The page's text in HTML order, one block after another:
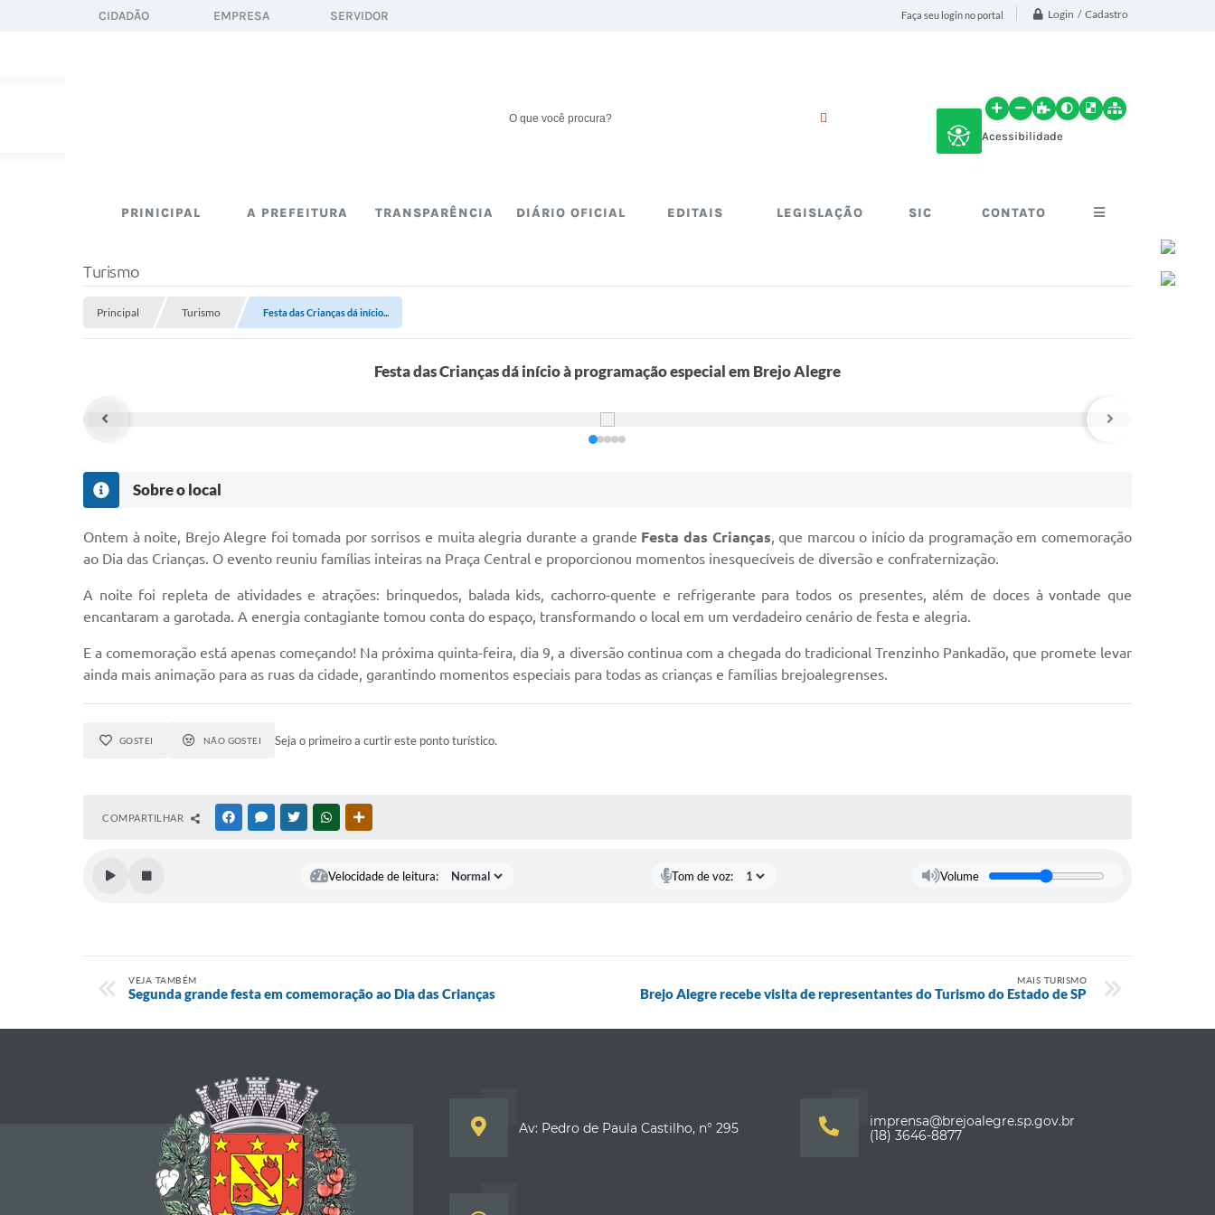
Faça seu login no portal Login / Cadastro
Acessibilidade
CIDADÃO EMPRESA SERVIDOR
PRINICIPAL A PREFEITURA TRANSPARÊNCIA DIÁRIO OFICIAL EDITAIS LEGISLAÇÃO SIC CONTATO
Turismo
Principal Turismo Festa das Crianças dá início...
Festa das Crianças dá início à programação especial em Brejo Alegre
Sobre o local
Ontem à noite, Brejo Alegre foi tomada por sorrisos e muita alegria durante a grande Festa das Crianças, que marcou o início da programação em comemoração
ao Dia das Crianças. O evento reuniu famílias inteiras na Praça Central e proporcionou momentos inesquecíveis de diversão e confraternização.
A noite foi repleta de atividades e atrações: brinquedos, balada kids, cachorro-quente e refrigerante para todos os presentes, além de doces à vontade que
encantaram a garotada. A energia contagiante tomou conta do espaço, transformando o local em um verdadeiro cenário de festa e alegria.
E a comemoração está apenas começando! Na próxima quinta-feira, dia 9, a diversão continua com a chegada do tradicional Trenzinho Pankadão, que promete levar
ainda mais animação para as ruas da cidade, garantindo momentos especiais para todas as crianças e famílias brejoalegrenses.
GOSTEI NÃO GOSTEI Seja o primeiro a curtir este ponto turístico.
COMPARTILHAR FACEBOOKMESSENGER
TWITTERWHATSAPP
Velocidade de leitura: Tom de voz: Volume
VEJA TAMBÉM
Segunda grande festa em comemoração ao Dia das Crianças
MAIS TURISMO
Brejo Alegre recebe visita de representantes do Turismo do Estado de SP
Av: Pedro de Paula Castilho, n° 295
imprensa@brejoalegre.sp.gov.br
(18) 3646-8877